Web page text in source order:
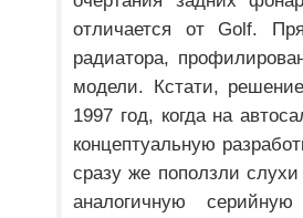
отличается от Golf.
радиатора,
модели. Кстати,
1997 год, когда на
концептуальную
сразу же поползли
аналогичную